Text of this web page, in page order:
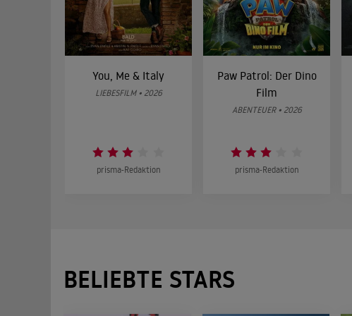
You, Me & Italy
LIEBESFILM • 2026
prisma-Redaktion
Paw Patrol: Der Dino
Film
ABENTEUER • 2026
prisma-Redaktion
BELIEBTE STARS